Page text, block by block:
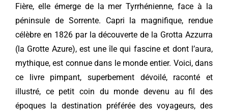
Fière, elle émerge de la mer Tyrrhénienne, face à la
péninsule de Sorrente. Capri la magnifique, rendue
célèbre en 1826 par la découverte de la Grotta Azzurra
(la Grotte Azure), est une île qui fascine et dont l’aura,
mythique, est connue dans le monde entier. Voici, dans
ce livre pimpant, superbement dévoilé, raconté et
illustré, ce petit coin du monde devenu au fil des
époques la destination préférée des voyageurs, des